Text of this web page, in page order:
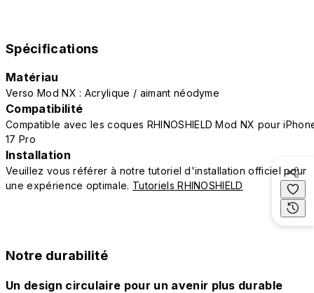
Spécifications
Matériau
Verso Mod NX : Acrylique / aimant néodyme
Compatibilité
Compatible avec les coques RHINOSHIELD Mod NX pour
17 Pro
Installation
Veuillez vous référer à notre tutoriel d'installation officiel pour
une expérience optimale. Tutoriels RHINOSHIELD
Notre durabilité
Un design circulaire pour un avenir plus durable